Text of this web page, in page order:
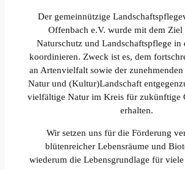
Der gemeinnützige
Offenbach e.V. wurde mit dem Ziel
Naturschutz und Landschaftspflege in
koordinieren. Zweck ist es, dem
an Artenvielfalt sowie der
Natur und (Kultur)Landschaft
vielfältige Natur im Kreis für zukünftige
erhalten.
Wir setzen uns für die Förderung
blütenreicher Lebensräume und
wiederum die Lebensgrundlage für viele